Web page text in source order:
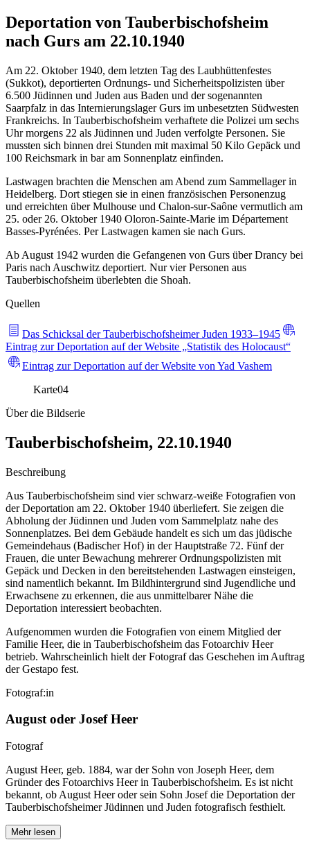
Deportation von Tauberbischofsheim
nach Gurs am 22.10.1940
Am 22. Oktober 1940, dem letzten Tag des Laubhüttenfestes
(Sukkot), deportierten Ordnungs- und Sicherheitspolizisten über
6.500 Jüdinnen und Juden aus Baden und der sogenannten
Saarpfalz in das Internierungslager Gurs im unbesetzten Südwesten
Frankreichs. In Tauberbischofsheim verhaftete die Polizei um sechs
Uhr morgens 22 als Jüdinnen und Juden verfolgte Personen. Sie
mussten sich binnen drei Stunden mit maximal 50 Kilo Gepäck und
100 Reichsmark in bar am Sonnenplatz einfinden.
Lastwagen brachten die Menschen am Abend zum Sammellager in
Heidelberg. Dort stiegen sie in einen französischen Personenzug
und erreichten über Mulhouse und Chalon-sur-Saône vermutlich am
25. oder 26. Oktober 1940 Oloron-Sainte-Marie im Département
Basses-Pyrénées. Per Lastwagen kamen sie nach Gurs.
Ab August 1942 wurden die Gefangenen von Gurs über Drancy bei
Paris nach Auschwitz deportiert. Nur vier Personen aus
Tauberbischofsheim überlebten die Shoah.
Quellen
Das Schicksal der Tauberbischofsheimer Juden 1933–1945
Eintrag zur Deportation auf der Website „Statistik des Holocaust“
Eintrag zur Deportation auf der Website von Yad Vashem
Karte04
Über die Bildserie
Tauberbischofsheim, 22.10.1940
Beschreibung
Aus Tauberbischofsheim sind vier schwarz-weiße Fotografien von
der Deportation am 22. Oktober 1940 überliefert. Sie zeigen die
Abholung der Jüdinnen und Juden vom Sammelplatz nahe des
Sonnenplatzes. Bei dem Gebäude handelt es sich um das jüdische
Gemeindehaus (Badischer Hof) in der Hauptstraße 72. Fünf der
Frauen, die unter Bewachung mehrerer Ordnungspolizisten mit
Gepäck und Decken in den bereitstehenden Lastwagen einsteigen,
sind namentlich bekannt. Im Bildhintergrund sind Jugendliche und
Erwachsene zu erkennen, die aus unmittelbarer Nähe die
Deportation interessiert beobachten.
Aufgenommen wurden die Fotografien von einem Mitglied der
Familie Heer, die in Tauberbischofsheim das Fotoarchiv Heer
betrieb. Wahrscheinlich hielt der Fotograf das Geschehen im Auftrag
der Gestapo fest.
Fotograf:in
August oder Josef Heer
Fotograf
August Heer, geb. 1884, war der Sohn von Joseph Heer, dem
Gründer des Fotoarchivs Heer in Tauberbischofsheim. Es ist nicht
bekannt, ob August Heer oder sein Sohn Josef die Deportation der
Tauberbischofsheimer Jüdinnen und Juden fotografisch festhielt.
Mehr lesen